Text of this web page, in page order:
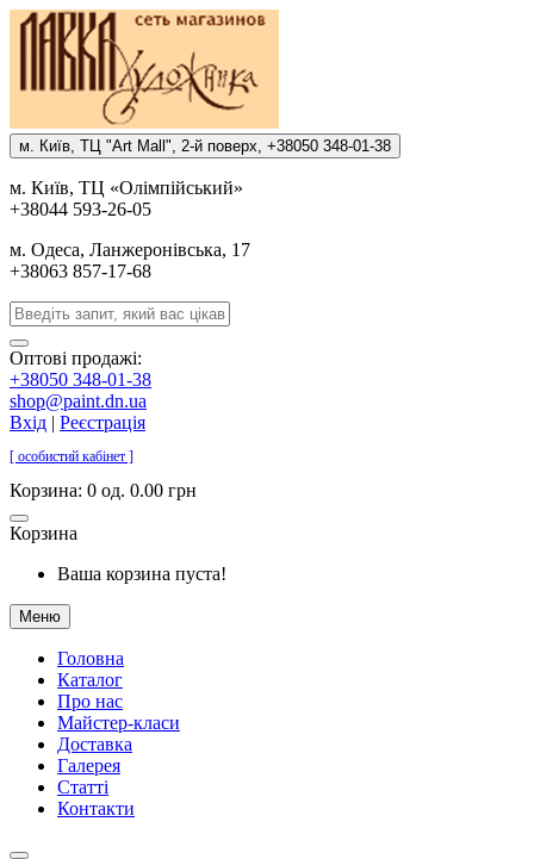
м. Киïв, ТЦ "Art Mall", 2-й поверх, +38050 348-01-38
м. Киïв, ТЦ «Олiмпiйський»
+38044 593-26-05
м. Одеса, Ланжеронiвська, 17
+38063 857-17-68
Оптові продажі:
+38050 348-01-38
shop@paint.dn.ua
Вхід | Реєстрація
[ особистий кабінет ]
Корзина: 0 од. 0.00 грн
Корзина
Ваша корзина пуста!
Меню
Головна
Каталог
Про нас
Майстер-класи
Доставка
Галерея
Статтi
Контакти